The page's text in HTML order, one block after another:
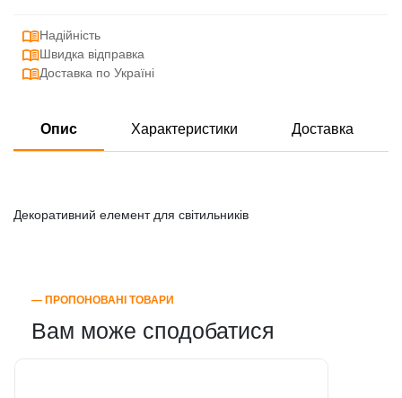
Надійність
Швидка відправка
Доставка по Україні
Опис Характеристики Доставка
Декоративний елемент для світильників
― ПРОПОНОВАНІ ТОВАРИ
Вам може сподобатися